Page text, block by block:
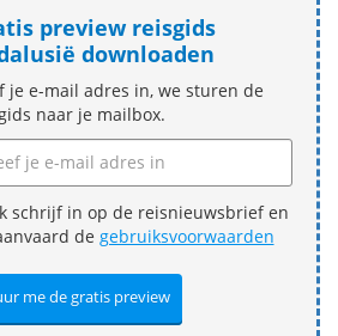
preview reisgids
downloaden
je e-mail adres in, we sturen de
naar je mailbox.
schrijf in op de reisnieuwsbrief en
de gebruiksvoorwaarden